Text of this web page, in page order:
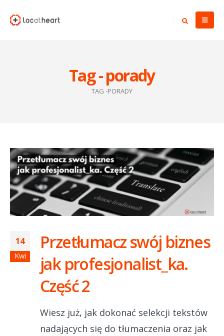
Tag - porady
TAG -PORADY
14
Kwi
Przetłumacz swój biznes
jak profesjonalist_ka.
Część 2
Wiesz już, jak dokonać selekcji tekstów
nadających się do tłumaczenia oraz jak